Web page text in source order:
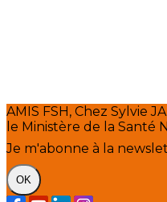
AMIS FSH, Chez Sylvie
le Ministère de la Santé
Je m'abonne à la
OK